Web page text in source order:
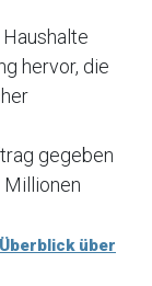
hervor, die
gegeben
Millionen
über